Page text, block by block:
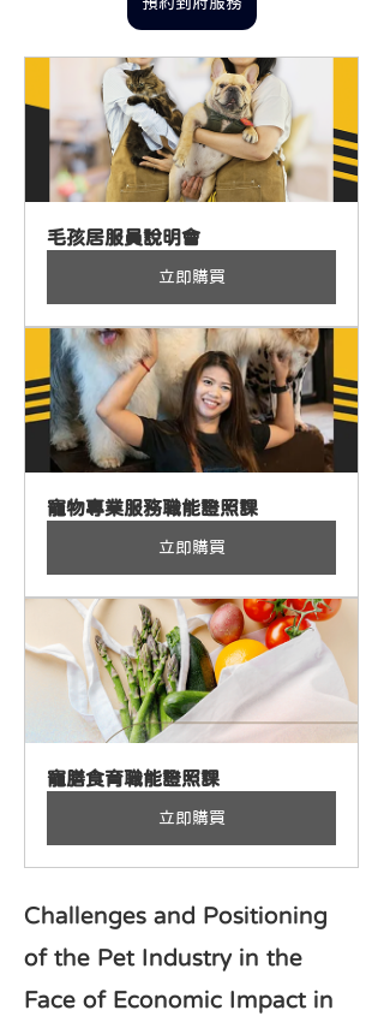
毛孩居服員說明會
立即購買
寵物專業服務職能證照課
立即購買
寵膳食育職能證照課
立即購買
Challenges and Positioning
of the Pet Industry in the
Face of Economic Impact in